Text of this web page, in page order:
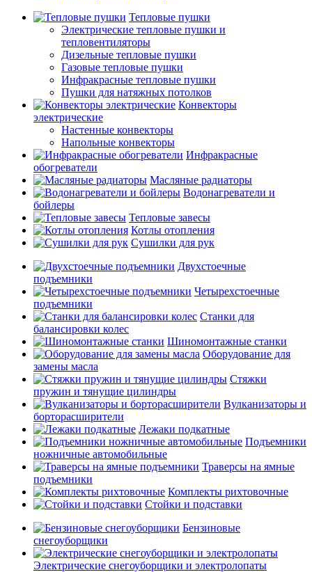
Тепловые пушки
Электрические тепловые пушки и
тепловентиляторы
Дизельные тепловые пушки
Газовые тепловые пушки
Инфракрасные тепловые пушки
Пушки для натяжных потолков
Конвекторы
электрические
Настенные конвекторы
Напольные конвекторы
Инфракрасные
обогреватели
Масляные радиаторы
Водонагреватели и
бойлеры
Тепловые завесы
Котлы отопления
Сушилки для рук
Двухстоечные
подъемники
Четырехстоечные
подъемники
Станки для
балансировки колес
Шиномонтажные станки
Оборудование для
замены масла
Стяжки
пружин и тянущие цилиндры
Вулканизаторы и
борторасширители
Лежаки подкатные
Подъемники
ножничные автомобильные
Траверсы на ямные
подъемники
Комплекты рихтовочные
Стойки и подставки
Бензиновые
снегоуборщики
Электрические снегоуборщики и электролопаты